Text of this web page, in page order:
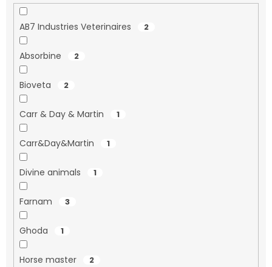
AB7 Industries Veterinaires 2
Absorbine 2
Bioveta 2
Carr & Day & Martin 1
Carr&Day&Martin 1
Divine animals 1
Farnam 3
Ghoda 1
Horse master 2